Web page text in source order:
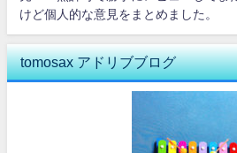
けど個人的な意見をまとめました。
tomosax アドリブブログ